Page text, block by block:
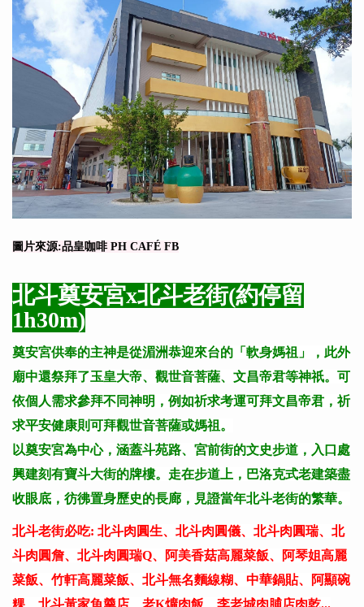
圖片來源:品皇咖啡 PH CAFÉ FB
北斗奠安宮x北斗老街(約停留
1h30m)
奠安宮供奉的主神是從湄洲恭迎來台的「軟身媽祖」，此外
廟中還祭拜了玉皇大帝、觀世音菩薩、文昌帝君等神祇。可
依個人需求參拜不同神明，例如祈求考運可拜文昌帝君，祈
求平安健康則可拜觀世音菩薩或媽祖。
以奠安宮為中心，涵蓋斗苑路、宮前街的文史步道，入口處
興建刻有寶斗大街的牌樓。走在步道上，巴洛克式老建築盡
收眼底，彷彿置身歷史的長廊，見證當年北斗老街的繁華。
北斗老街必吃: 北斗肉圓生、北斗肉圓儀、北斗肉圓瑞、北
斗肉圓詹、北斗肉圓瑞Q、阿美香菇高麗菜飯、阿琴姐高麗
菜飯、竹軒高麗菜飯、北斗無名麵線糊、中華鍋貼、阿顯碗
粿、北斗黃家魚羹店、老K爌肉飯、李老城肉脯店肉乾...